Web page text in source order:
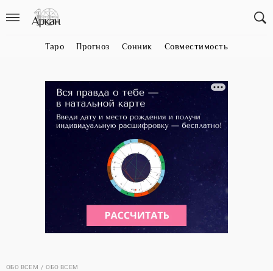
Таро Прогноз Сонник Совместимость
ОБО ВСЕМ
ОБО ВСЕМ